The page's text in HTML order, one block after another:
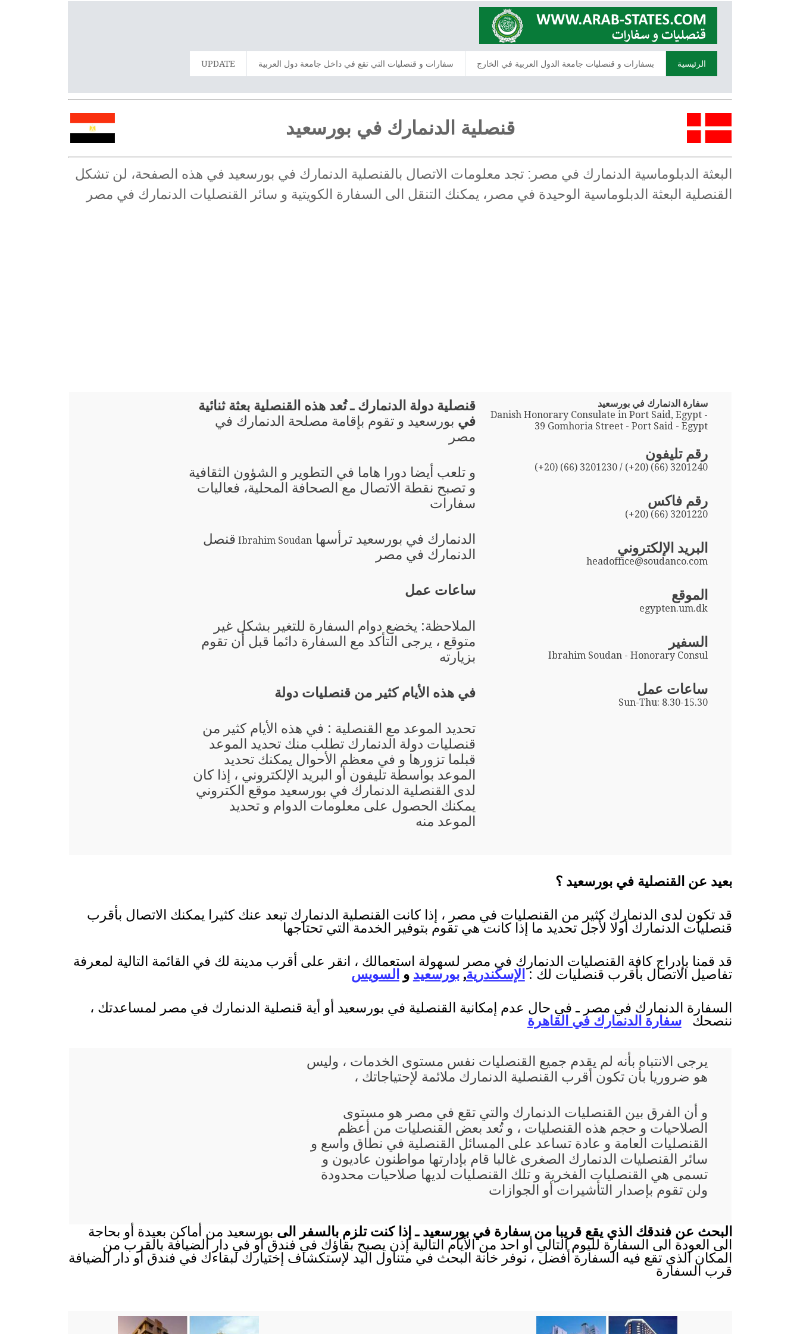
الرئيسية بسفارات و قنصليات جامعة الدول العربية في الخارج سفارات و قنصليات التي تقع في داخل جامعة دول العربية UPDATE
قنصلية الدنمارك في بورسعيد
البعثة الدبلوماسية الدنمارك في مصر: تجد معلومات الاتصال بالقنصلية الدنمارك في بورسعيد في هذه الصفحة، لن تشكل
القنصلية البعثة الدبلوماسية الوحيدة في مصر، يمكنك التنقل الى السفارة الكويتية و سائر القنصليات الدنمارك في مصر
سفارة الدنمارك في بورسعيد
Danish Honorary Consulate in Port Said, Egypt -
39 Gomhoria Street - Port Said - Egypt
رقم تليفون
(+20) (66) 3201230 / (+20) (66) 3201240
رقم فاكس
(+20) (66) 3201220
البريد الإلكتروني
headoffice@soudanco.com
الموقع
egypten.um.dk
السفير
Ibrahim Soudan - Honorary Consul
ساعات عمل
Sun-Thu: 8.30-15.30
قنصلية دولة الدنمارك ـ تُعد هذه القنصلية بعثة ثنائية
في بورسعيد و تقوم بإقامة مصلحة الدنمارك في
مصر
و تلعب أيضا دورا هاما في التطوير و الشؤون الثقافية
و تصبح نقطة الاتصال مع الصحافة المحلية، فعاليات
سفارات
الدنمارك في بورسعيد ترأسها Ibrahim Soudan قنصل
الدنمارك في مصر
ساعات عمل
الملاحظة: يخضع دوام السفارة للتغير بشكل غير
متوقع ، يرجى التأكد مع السفارة دائما قبل أن تقوم
بزيارته
في هذه الأيام كثير من قنصليات دولة
تحديد الموعد مع القنصلية : في هذه الأيام كثير من
قنصليات دولة الدنمارك تطلب منك تحديد الموعد
قبلما تزورها و في معظم الأحوال يمكنك تحديد
الموعد بواسطة تليفون أو البريد الإلكتروني ، إذا كان
لدى القنصلية الدنمارك في بورسعيد موقع الكتروني
يمكنك الحصول على معلومات الدوام و تحديد
الموعد منه
بعيد عن القنصلية في بورسعيد ؟
قد تكون لدى الدنمارك كثير من القنصليات في مصر ، إذا كانت القنصلية الدنمارك تبعد عنك كثيرا يمكنك الاتصال بأقرب
قنصليات الدنمارك أولا لأجل تحديد ما إذا كانت هي تقوم بتوفير الخدمة التي تحتاجها
قد قمنا بإدراج كافة القنصليات الدنمارك في مصر لسهولة استعمالك ، انقر على أقرب مدينة لك في القائمة التالية لمعرفة
تفاصيل الاتصال بأقرب قنصليات لك : الإسكندرية,بورسعيد و السويس
السفارة الدنمارك في مصر ـ في حال عدم إمكانية القنصلية في بورسعيد أو أية قنصلية الدنمارك في مصر لمساعدتك ،
ننصحكسفارة الدنمارك في القاهرة
يرجى الانتباه بأنه لم يقدم جميع القنصليات نفس مستوى الخدمات ، وليس
هو ضروريا بأن تكون أقرب القنصلية الدنمارك ملائمة لإحتياجاتك ،
و أن الفرق بين القنصليات الدنمارك والتي تقع في مصر هو مستوى
الصلاحيات و حجم هذه القنصليات ، و تُعد بعض القنصليات من أعظم
القنصليات العامة و عادة تساعد على المسائل القنصلية في نطاق واسع و
سائر القنصليات الدنمارك الصغرى غالبا قام بإدارتها مواطنون عاديون و
تسمى هي القنصليات الفخرية و تلك القنصليات لديها صلاحيات محدودة
ولن تقوم بإصدار التأشيرات أو الجوازات
البحث عن فندقك الذي يقع قريبا من سفارة في بورسعيد ـ إذا كنت تلزم بالسفر الى بورسعيد من أماكن بعيدة أو بحاجة
الى العودة الى السفارة لليوم التالي أو احد من الأيام التالية إذن يصبح بقاؤك في فندق أو في دار الضيافة بالقرب من
المكان الذي تقع فيه السفارة أفضل ، نوفر خانة البحث في متناول اليد لإستكشاف إختيارك لبقاءك في فندق أو دار الضيافة
قرب السفارة